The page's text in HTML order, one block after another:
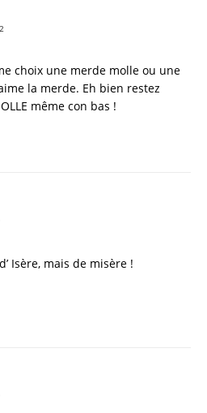
choix une merde molle ou une
la merde. Eh bien restez
même con bas !
Isère, mais de misère !